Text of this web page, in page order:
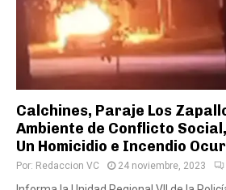
Calchines, Paraje Los
Ambiente de Conflicto
Un Homicidio e Incendio
Por: Redaccion VC 24 noviembre, 2023